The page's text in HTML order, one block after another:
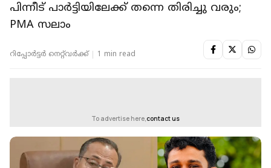
പിന്നീട് പാർട്ടിയിലേക്ക് തന്നെ തിരിച്ചു വരും;
PMA സലാം
റിപ്പോർട്ടർ നെറ്റ്‌വര്‍ക്ക്‌ 1 min read
To advertise here, contact us